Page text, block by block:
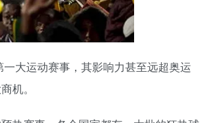
大运动赛事，其影响力甚至远超奥运
机。